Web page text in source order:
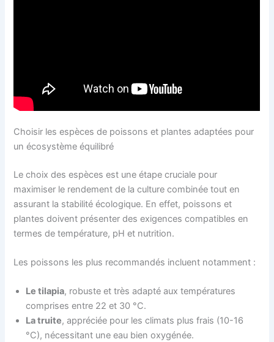
Choisir les espèces de poissons et plantes adaptées pour
un écosystème équilibré
Le choix des espèces est une étape cruciale pour
maximiser le rendement de la culture combinée tout en
assurant la stabilité écologique. En effet, poissons et
plantes doivent présenter des exigences compatibles en
termes de température, pH et nutrition.
Les poissons les plus recommandés incluent notamment :
Le tilapia, robuste et très adapté aux températures
comprises entre 22 et 30 °C.
La truite, appréciée pour les climats plus frais (10-16
°C), nécessitant une eau bien oxygénée.